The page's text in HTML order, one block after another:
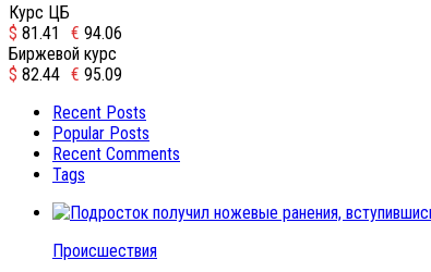
Курс ЦБ
$ 81.41 € 94.06
Биржевой курс
$ 82.44 € 95.09
Recent Posts
Popular Posts
Recent Comments
Tags
Происшествия